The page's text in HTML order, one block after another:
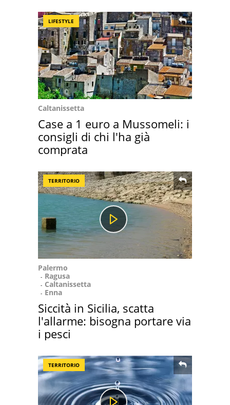
LIFESTYLE
Caltanissetta
Case a 1 euro a Mussomeli: i
consigli di chi l'ha già
comprata
TERRITORIO
Palermo
Ragusa
Caltanissetta
Enna
Siccità in Sicilia, scatta
l'allarme: bisogna portare via
i pesci
TERRITORIO